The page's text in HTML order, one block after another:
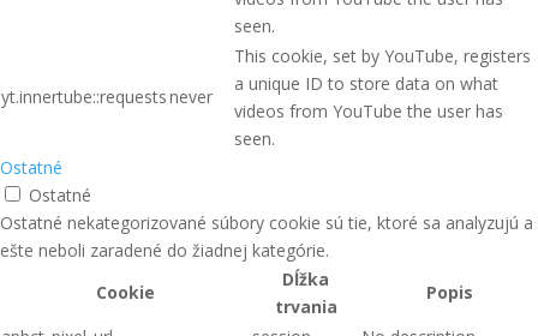
seen.
yt.innertube::requestsnever
This cookie, set by YouTube, registers
a unique ID to store data on what
videos from YouTube the user has
seen.
Ostatné
Ostatné
Ostatné nekategorizované súbory cookie sú tie, ktoré sa analyzujú a
ešte neboli zaradené do žiadnej kategórie.
Cookie
Dĺžka
trvania
Popis